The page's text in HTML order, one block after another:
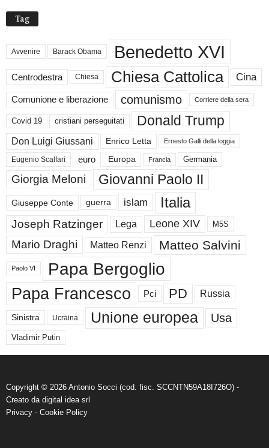
Tag
Avvenire Barack Obama Benedetto XVI
Centrodestra Chiesa Chiesa Cattolica Cina
Comunione e liberazione comunismo Corriere della sera
Covid 19 cristiani perseguitati Donald Trump
Don Luigi Giussani Enrico Letta Ernesto Galli della loggia
Eugenio Scalfari euro Europa Francia Germania
Giorgia Meloni Giovanni Paolo II
Giuseppe Conte guerra islam Italia
Joseph Ratzinger Lega Leone XIV M5S
Mario Draghi Matteo Renzi Matteo Salvini
Paolo VI Papa Bergoglio
Papa Francesco Pci PD Russia
Sinistra Ucraina Unione europea Usa
Vladimir Putin
Copyright © 2026 Antonio Socci (cod. fisc. SCCNTN59A18I726O) -
Creato da digital idea srl
Privacy - Cookie Policy